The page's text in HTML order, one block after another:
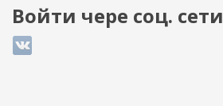
Войти чере соц. сети
Login with ВКонтакте